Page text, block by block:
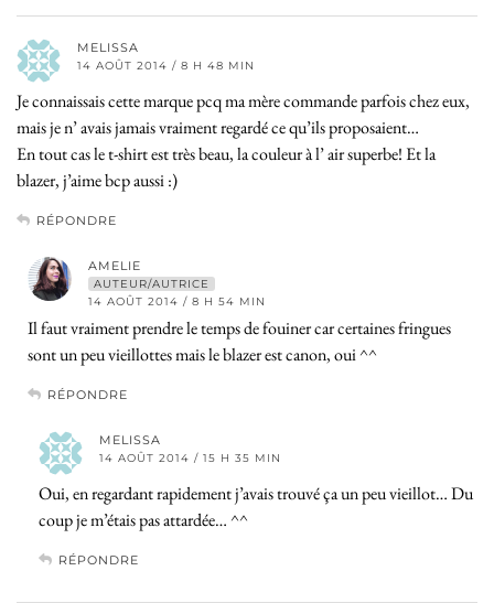
MELISSA
14 AOÛT 2014 / 8 H 48 MIN
Je connaissais cette marque pcq ma mère commande parfois chez eux,
mais je n’ avais jamais vraiment regardé ce qu’ils proposaient…
En tout cas le t-shirt est très beau, la couleur à l’ air superbe! Et la
blazer, j’aime bcp aussi :)
RÉPONDRE
AMELIE
AUTEUR/AUTRICE
14 AOÛT 2014 / 8 H 54 MIN
Il faut vraiment prendre le temps de fouiner car certaines fringues
sont un peu vieillottes mais le blazer est canon, oui ^^
RÉPONDRE
MELISSA
14 AOÛT 2014 / 15 H 35 MIN
Oui, en regardant rapidement j’avais trouvé ça un peu vieillot… Du
coup je m’étais pas attardée… ^^
RÉPONDRE